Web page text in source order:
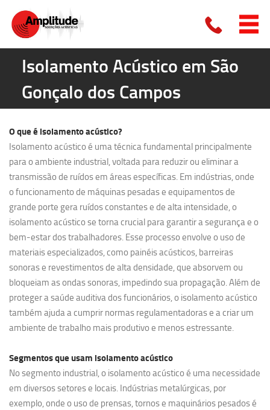
Isolamento Acústico em São
Gonçalo dos Campos
O que é isolamento acústico?
Isolamento acústico é uma técnica fundamental principalmente
para o ambiente industrial, voltada para reduzir ou eliminar a
transmissão de ruídos em áreas específicas. Em indústrias, onde
o funcionamento de máquinas pesadas e equipamentos de
grande porte gera ruídos constantes e de alta intensidade, o
isolamento acústico se torna crucial para garantir a segurança e o
bem-estar dos trabalhadores. Esse processo envolve o uso de
materiais especializados, como painéis acústicos, barreiras
sonoras e revestimentos de alta densidade, que absorvem ou
bloqueiam as ondas sonoras, impedindo sua propagação. Além de
proteger a saúde auditiva dos funcionários, o isolamento acústico
também ajuda a cumprir normas regulamentadoras e a criar um
ambiente de trabalho mais produtivo e menos estressante.
Segmentos que usam isolamento acústico
No segmento industrial, o isolamento acústico é uma necessidade
em diversos setores e locais. Indústrias metalúrgicas, por
exemplo, onde o uso de prensas, tornos e maquinários pesados é